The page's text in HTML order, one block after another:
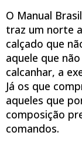
O Manual
traz um norte
calçado que
aquele que
calcanhar, a
Já os que
aqueles que
composição
comandos.